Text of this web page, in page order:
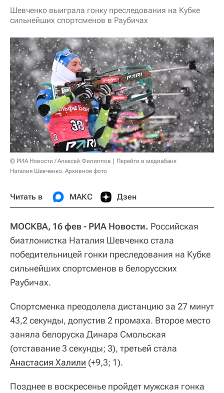
Шевченко выиграла гонку преследования на Кубке
сильнейших спортсменов в Раубичах
© РИА Новости / Алексей Филиппов
Перейти в медиабанк
Наталия Шевченко. Архивное фото
Читать в МАКС Дзен
МОСКВА, 16 фев - РИА Новости. Российская
биатлонистка Наталия Шевченко стала
победительницей гонки преследования на Кубке
сильнейших спортсменов в белорусских
Раубичах.
Спортсменка преодолела дистанцию за 27 минут
43,2 секунды, допустив 2 промаха. Второе место
заняла белоруска Динара Смольская
(отставание 3 секунды; 3), третьей стала
Анастасия Халили (+9,3; 1).
Позднее в воскресенье пройдет мужская гонка